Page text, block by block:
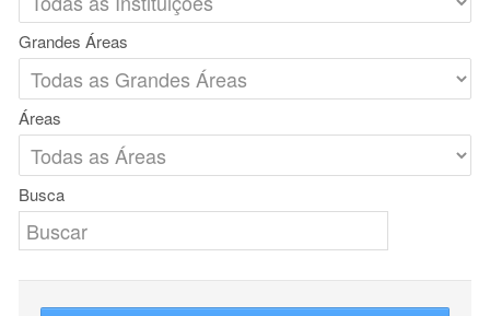
Grandes Áreas
Áreas
Busca